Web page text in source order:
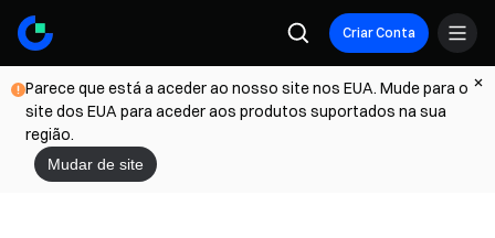
Criar Conta
Parece que está a aceder ao nosso site nos EUA. Mude para o
site dos EUA para aceder aos produtos suportados na sua
região.
Mudar de site